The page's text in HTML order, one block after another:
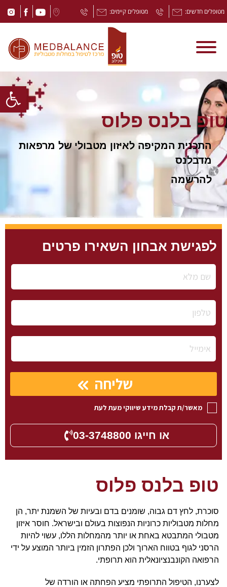
Open toolbar
מטופלים חדשים: מטופלים קיימים:
טופ בלנס פלוס
התכנית המקיפה לאיזון מטבולי של מרפאות
מדבלנס
להרשמה
טופ בלנס פלוס
סוכרת, לחץ דם גבוה, שומנים בדם ובעיות של השמנת יתר, הן
מחלות מטבוליות כרוניות הנפוצות בעולם ובישראל. חוסר איזון
מטבולי המתבטא באחת או יותר מהמחלות הללו, עשוי להיות
הרסני לגוף בטווח הארוך ולכן הפתרון הזמין ביותר המוצע על ידי
הרפואה הקונבנציונאלית הוא תרופתי.
לצערנו, הטיפול התרופתי מציע הפחתה או הורדה של
לפגישת אבחון השאירו פרטים
מאשר/ת קבלת מידע שיווקי מעת לעת
שליחה
או חייגו 03-3748800